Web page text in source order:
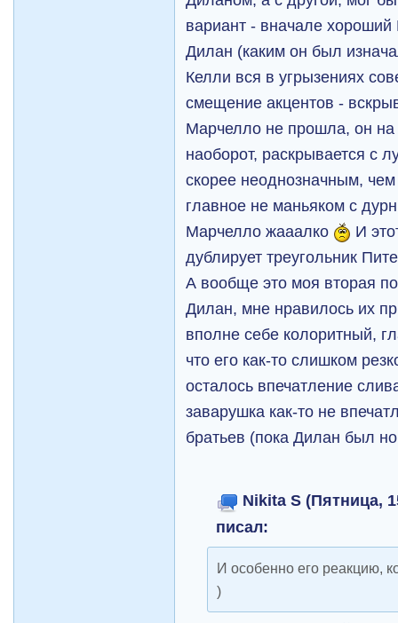
вариант - вначале
Дилан (каким он был
Келли вся в угрызениях
смещение акцентов -
Марчелло не прошла, он на
наоборот, раскрывается с
скорее неоднозначным,
главное не маньяком с
Марчелло жааалко
И
дублирует треугольник
А вообще это моя вторая
Дилан, мне нравилось их
вполне себе колоритный,
что его как-то слишком
осталось впечатление
заварушка как-то не
братьев (пока Дилан был
Nikita S (Пятница,
писал:
И особенно его реакцию,
)